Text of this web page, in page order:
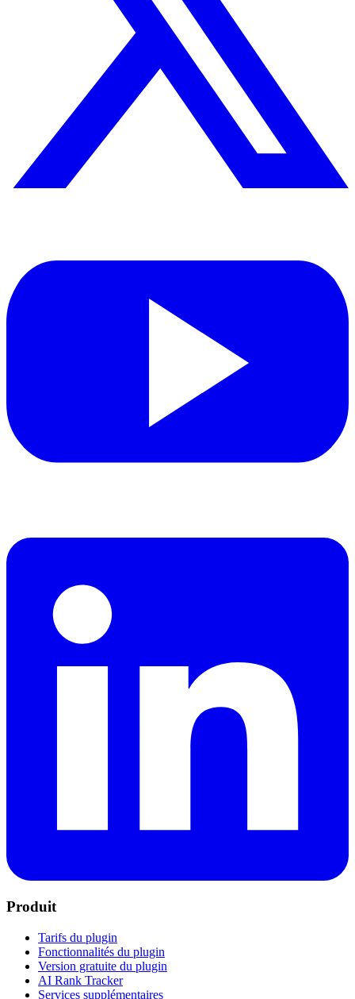
Produit
Tarifs du plugin
Fonctionnalités du plugin
Version gratuite du plugin
AI Rank Tracker
Services supplémentaires